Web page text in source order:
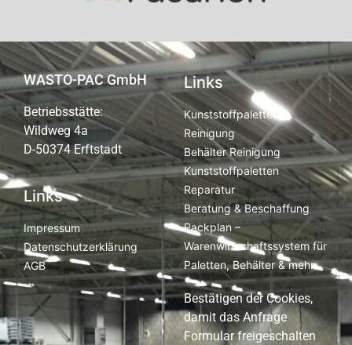
WASTO-PAC GmbH
Betriebsstätte:
Wildweg 4a
D-50374 Erftstadt
Links
Impressum
Datenschutzerklärung
AGB
Links
Kunststoffpaletten
Reinigung
Behälter Reinigung
Kunststoffpaletten
Reparatur
Beratung & Beschaffung
Packplan –
Warenwirtschaftssystem für
Paletten, Behälter & mehr
Bestätigen der Cookies,
damit das Anfrage
Formular freigeschalten